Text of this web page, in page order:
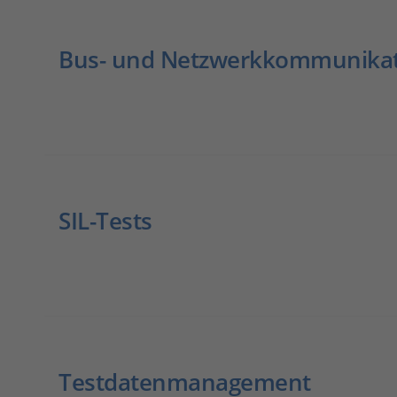
Bus- und
SIL-Tests
Testdatenmanagement